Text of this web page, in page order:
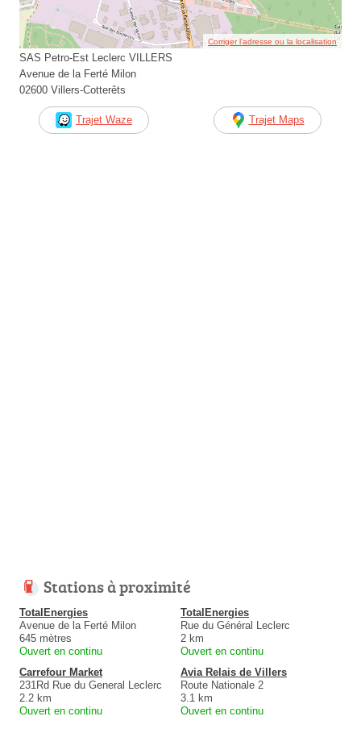
Corriger l’adresse ou la localisation
SAS Petro-Est Leclerc VILLERS
Avenue de la Ferté Milon
02600 Villers-Cotterêts
Trajet Waze Trajet Maps
Stations à proximité
TotalEnergies
Avenue de la Ferté Milon
645 mètres
Ouvert en continu
TotalEnergies
Rue du Général Leclerc
2 km
Ouvert en continu
Carrefour Market
231Rd Rue du General Leclerc
2.2 km
Ouvert en continu
Avia Relais de Villers
Route Nationale 2
3.1 km
Ouvert en continu